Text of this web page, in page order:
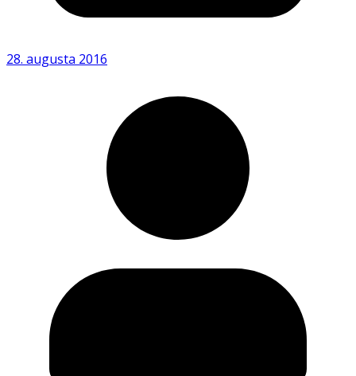
28. augusta 2016